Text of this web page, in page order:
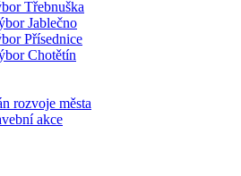
Třebnuška
Jablečno
Přísednice
Chotětín
rozvoje města
akce